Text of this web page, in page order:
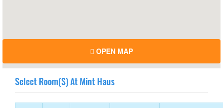
OPEN MAP
Select Room(s) At Mint Haus